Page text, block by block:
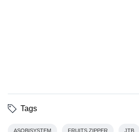
Tags
ASOBISYSTEM FRUITS ZIPPER JTB